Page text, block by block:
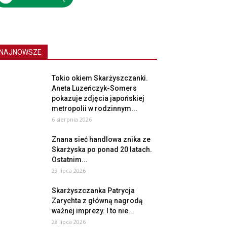
Tokio okiem Skarżyszczanki.
Aneta Luzeńczyk-Somers
pokazuje zdjęcia japońskiej
metropolii w rodzinnym...
6 sierpnia 2026
Znana sieć handlowa znika ze
Skarżyska po ponad 20 latach.
Ostatnim...
29 lipca 2026
Skarżyszczanka Patrycja
Zarychta z główną nagrodą
ważnej imprezy. I to nie...
28 lipca 2026